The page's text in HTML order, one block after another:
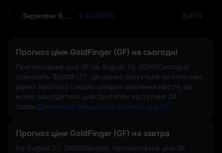
September 9, 2026(30 днів) $ 0,008210 0,41%
Прогноз ціни GoldFinger (GF) на сьогодні
Прогнозована ціна GF на August 10, 2026(Сьогодні)
становить $0,008177 . Ця оцінка базується на поточних
даних прогнозу і надає швидке уявлення про те, де
може знаходитися ціна протягом наступних 24
годин. Дізнайтеся більше про поточну ціну GF.
Прогноз ціни GoldFinger (GF) на завтра
На August 11, 2026(Завтра), прогнозована ціна GF